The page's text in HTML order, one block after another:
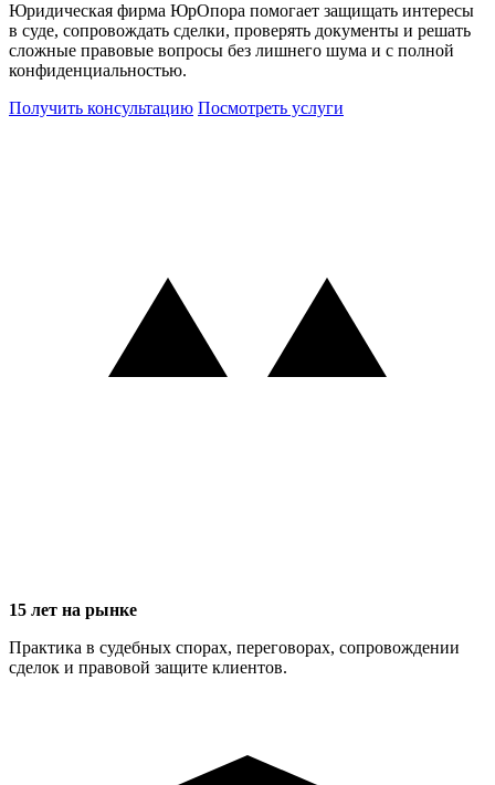
Юридическая фирма ЮрОпора помогает защищать интересы
в суде, сопровождать сделки, проверять документы и решать
сложные правовые вопросы без лишнего шума и с полной
конфиденциальностью.
Получить консультацию Посмотреть услуги
15 лет на рынке
Практика в судебных спорах, переговорах, сопровождении
сделок и правовой защите клиентов.